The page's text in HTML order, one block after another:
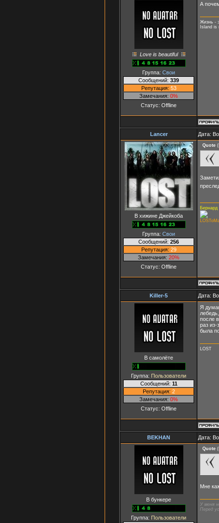
Love is beautiful
Группа: Свои
Сообщений: 339
Репутация: 53
Замечания: 0%
Статус: Offline
А
Жизнь -
Island
Lancer Дата:
В хижине Джейкоба
Группа: Свои
Сообщений: 256
Репутация: 29
Замечания: 20%
Статус: Offline
Quote (
Killer-5 Дата:
В самолёте
Группа: Пользователи
Сообщений: 11
Репутация: 2
Замечания: 0%
Статус: Offline
Я
после
раз из-
была
LOST
BEKHAN Дата:
В бункере
Группа: Пользователи
Quote (
Мне
У меня
Перед